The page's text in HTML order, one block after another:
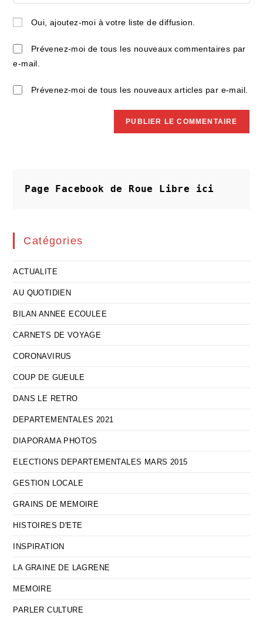
comment
comment
de
site
(facultatif)
Oui, ajoutez-moi à votre liste de diffusion.
Prévenez-moi de tous les nouveaux commentaires par
e-mail.
Prévenez-moi de tous les nouveaux articles par e-mail.
Page Facebook de Roue Libre ici
Catégories
ACTUALITE
AU QUOTIDIEN
BILAN ANNEE ECOULEE
CARNETS DE VOYAGE
CORONAVIRUS
COUP DE GUEULE
DANS LE RETRO
DEPARTEMENTALES 2021
DIAPORAMA PHOTOS
ELECTIONS DEPARTEMENTALES MARS 2015
GESTION LOCALE
GRAINS DE MEMOIRE
HISTOIRES D'ETE
INSPIRATION
LA GRAINE DE LAGRENE
MEMOIRE
PARLER CULTURE